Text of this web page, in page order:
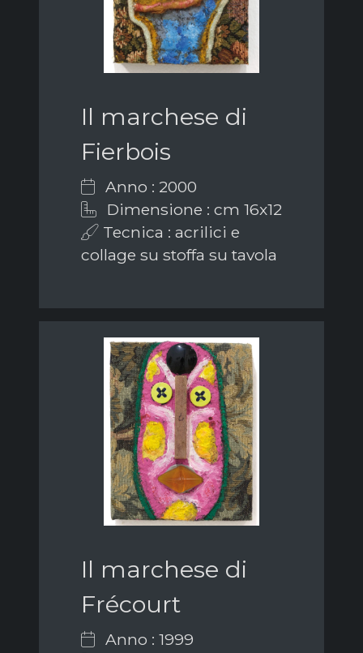
Il marchese di
Fierbois
Anno : 2000
Dimensione : cm 16x12
Tecnica : acrilici e
collage su stoffa su tavola
Il marchese di
Frécourt
Anno : 1999